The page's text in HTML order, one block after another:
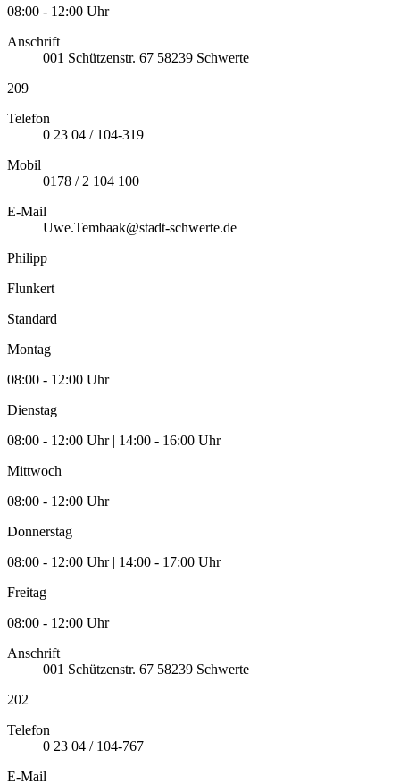
08:00 - 12:00 Uhr
Anschrift
001 Schützenstr. 67 58239 Schwerte
209
Telefon
0 23 04 / 104-319
Mobil
0178 / 2 104 100
E-Mail
Uwe.Tembaak@stadt-schwerte.de
Philipp
Flunkert
Standard
Montag
08:00 - 12:00 Uhr
Dienstag
08:00 - 12:00 Uhr | 14:00 - 16:00 Uhr
Mittwoch
08:00 - 12:00 Uhr
Donnerstag
08:00 - 12:00 Uhr | 14:00 - 17:00 Uhr
Freitag
08:00 - 12:00 Uhr
Anschrift
001 Schützenstr. 67 58239 Schwerte
202
Telefon
0 23 04 / 104-767
E-Mail